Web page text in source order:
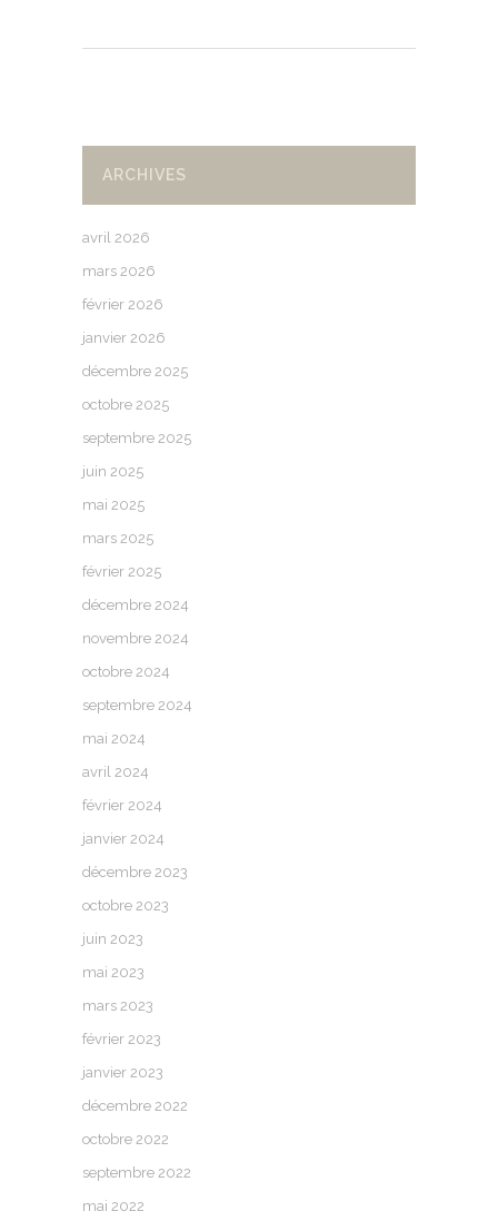
ARCHIVES
avril 2026
mars 2026
février 2026
janvier 2026
décembre 2025
octobre 2025
septembre 2025
juin 2025
mai 2025
mars 2025
février 2025
décembre 2024
novembre 2024
octobre 2024
septembre 2024
mai 2024
avril 2024
février 2024
janvier 2024
décembre 2023
octobre 2023
juin 2023
mai 2023
mars 2023
février 2023
janvier 2023
décembre 2022
octobre 2022
septembre 2022
mai 2022